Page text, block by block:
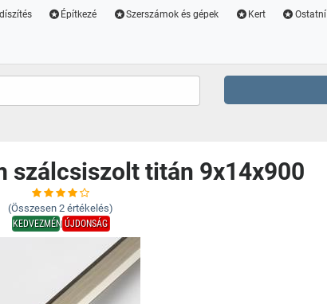
Építkezé Szerszámok és gépek Kert Ostatní
szálcsiszolt titán 9x14x900
(Összesen 2 értékelés)
KEDVEZMÉNYÚJDONSÁG